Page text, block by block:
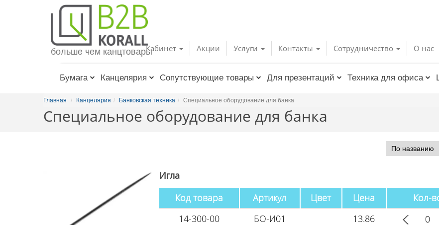
Toggle
navigation
Кабинет Акции Услуги Контакты Сотрудничество О нас
больше чем канцтовары
Бумага Канцелярия Сопутствующие товары Для презентаций Техника для офиса
Главная Канцелярия Банковская техника Специальное оборудование для банка
Специальное оборудование для банка
Игла
Код товара
Артикул Цвет Цена
Кол-
14-300-00
БО-И01 13.86